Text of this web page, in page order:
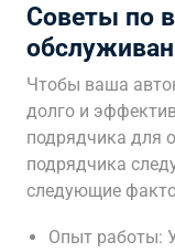
Советы по
Чтобы ваша
долго и
подрядчика для
подрядчика
следующие
Опыт работы: